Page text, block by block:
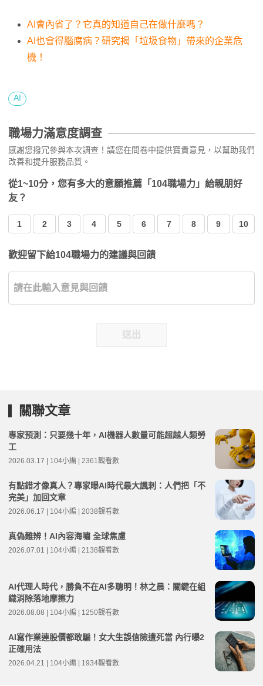
AI會內省了？它真的知道自己在做什麼嗎？
AI也會得腦腐病？研究揭「垃圾食物」帶來的企業危
機！
AI
職場力滿意度調查
感謝您撥冗參與本次調查！請您在問卷中提供寶貴意見，以幫助我們
改善和提升服務品質。
從1~10分，您有多大的意願推薦「104職場力」給親朋好
友？
1 2 3 4 5 6 7 8 9 10
歡迎留下給104職場力的建議與回饋
送出
關聯文章
專家預測：只要幾十年，AI機器人數量可能超越人類勞
工
2026.03.17 | 104小編 | 2361觀看數
有點錯才像真人？專家曝AI時代最大諷刺：人們把「不
完美」加回文章
2026.06.17 | 104小編 | 2038觀看數
真偽難辨！AI內容海嘯 全球焦慮
2026.07.01 | 104小編 | 2138觀看數
AI代理人時代，勝負不在AI多聰明！林之晨：關鍵在組
織消除落地摩擦力
2026.08.08 | 104小編 | 1250觀看數
AI寫作業連股價都敢騙！女大生誤信險遭死當 內行曝2
正確用法
2026.04.21 | 104小編 | 1934觀看數